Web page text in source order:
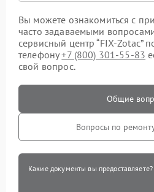
Вы можете ознакомиться с
часто задаваемыми
сервисный центр “FIX-Zotac”
телефону+7 (800) 301-55-83
свой вопрос.
Общие
Вопросы по
Какие документы вы предоставляете?